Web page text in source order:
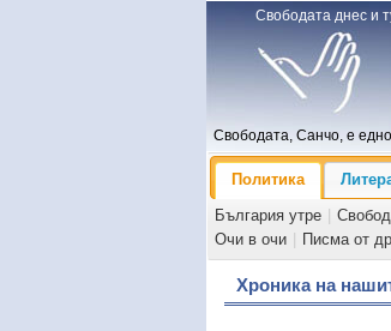
Свободата днес и
Свободата, Санчо, е
Политика
България утре
Очи в очи
Писма от
Хроника на